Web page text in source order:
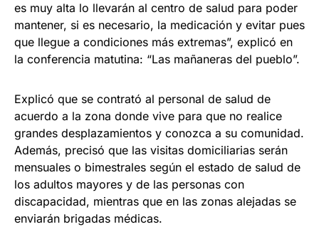
es muy alta lo llevarán al centro de salud para poder
mantener, si es necesario, la medicación y evitar pues
que llegue a condiciones más extremas”, explicó en
la conferencia matutina: “Las mañaneras del pueblo”.
Explicó que se contrató al personal de salud de
acuerdo a la zona donde vive para que no realice
grandes desplazamientos y conozca a su comunidad.
Además, precisó que las visitas domiciliarias serán
mensuales o bimestrales según el estado de salud de
los adultos mayores y de las personas con
discapacidad, mientras que en las zonas alejadas se
enviarán brigadas médicas.